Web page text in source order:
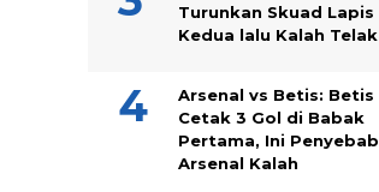
Turunkan Skuad Lapis
Kedua lalu Kalah Telak
Arsenal vs Betis: Betis
Cetak 3 Gol di Babak
Pertama, Ini Penyebab
Arsenal Kalah